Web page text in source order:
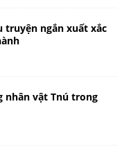
truyện ngắn xuất xắc
nhân vật Tnú trong